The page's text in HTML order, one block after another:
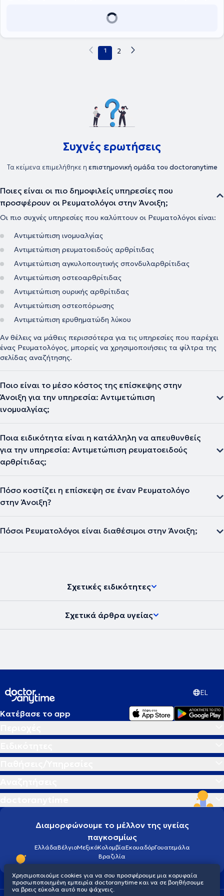
διάστημα παρακολουθεί το μεταπτυχιακό πρόγραμμα "Ηγεσία,
καινοτομία και πολιτικές αξίας στην υγεία" στο Πανεπιστήμιο
1 2
Συχνές ερωτήσεις
Τα κείμενα επιμελήθηκε η επιστημονική ομάδα του doctoranytime
Ποιες είναι οι πιο δημοφιλείς υπηρεσίες που
προσφέρουν οι Ρευματολόγοι στην Άνοιξη;
Οι πιο συχνές υπηρεσίες που καλύπτουν οι Ρευματολόγοι είναι:
Αντιμετώπιση ινομυαλγίας
Αντιμετώπιση ρευματοειδούς αρθρίτιδας
Αντιμετώπιση αγκυλοποιητικής σπονδυλαρθρίτιδας
Αντιμετώπιση οστεοαρθρίτιδας
Αντιμετώπιση ουρικής αρθρίτιδας
Αντιμετώπιση οστεοπόρωσης
Αντιμετώπιση ερυθηματώδη λύκου
Αν θέλεις να μάθεις περισσότερα για τις υπηρεσίες που παρέχει
ένας Ρευματολόγος, μπορείς να χρησιμοποιήσεις τα φίλτρα της
σελίδας αναζήτησης.
Ποιο είναι το μέσο κόστος της επίσκεψης στην
Άνοιξη για την υπηρεσία: Αντιμετώπιση
ινομυαλγίας;
Ποια ειδικότητα είναι η κατάλληλη να απευθυνθείς
για την υπηρεσία: Αντιμετώπιση ρευματοειδούς
αρθρίτιδας;
Πόσο κοστίζει η επίσκεψη σε έναν Ρευματολόγο
στην Άνοιξη?
Πόσοι Ρευματολόγοι είναι διαθέσιμοι στην Άνοιξη;
Σχετικές ειδικότητες
Σχετικά άρθρα υγείας
EL
Κατέβασε το app
Διαμορφώνουμε το μέλλον της υγείας
παγκοσμίως
ΕλλάδαΒέλγιοΜεξικόΚολομβίαΕκουαδόρΓουατεμάλα
Βραζιλία
Χρησιμοποιούμε cookies για να σου προσφέρουμε μια κορυφαία
προσωποποιημένη εμπειρία doctoranytime και να σε βοηθήσουμε
να βρεις εύκολα αυτό που ψάχνεις.